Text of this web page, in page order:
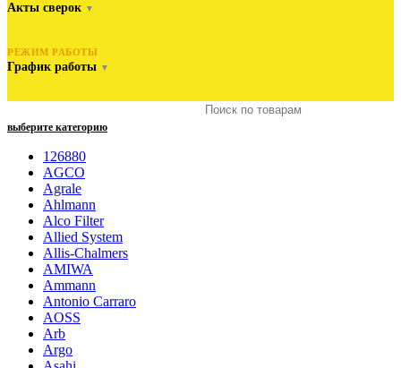
Акты сверок ▼
РЕЖИМ РАБОТЫ
График работы ▼
выберите категорию
126880
AGCO
Agrale
Ahlmann
Alco Filter
Allied System
Allis-Chalmers
AMIWA
Ammann
Antonio Carraro
AOSS
Arb
Argo